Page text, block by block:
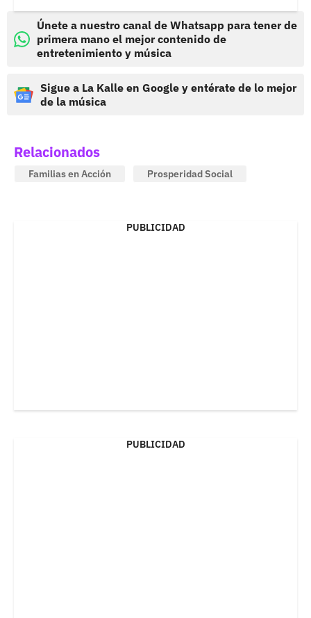
Únete a nuestro canal de Whatsapp para tener de
primera mano el mejor contenido de
entretenimiento y música
Sigue a La Kalle en Google y entérate de lo mejor
de la música
Relacionados
Familias en Acción Prosperidad Social
PUBLICIDAD
PUBLICIDAD